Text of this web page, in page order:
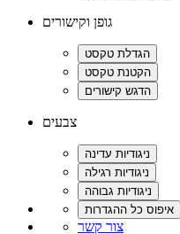
גופן וקישורים
צבעים
צור קשר